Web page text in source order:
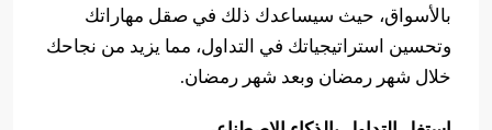
بالأسواق، حيث سيساعدك ذلك في صقل مهاراتك
وتحسين استراتيجياتك في التداول، مما يزيد من نجاحك
خلال شهر رمضان وبعد شهر رمضان.